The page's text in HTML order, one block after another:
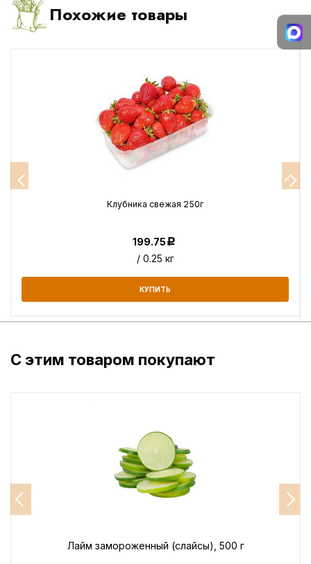
Похожие товары
Клубника свежая 250г
199.75Р
/ 0.25 кг
КУПИТЬ
С этим товаром покупают
Лайм замороженный (слайсы), 500 г